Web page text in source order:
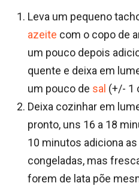
Leva um pequeno
azeite com o copo de
um pouco depois
quente e deixa em
um pouco de sal (+/- 1
Deixa cozinhar em
pronto, uns 16 a 18
10 minutos adiciona
congeladas, mas
forem de lata põe